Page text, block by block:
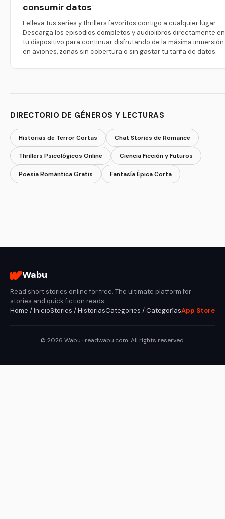
consumir datos
Lelleva tus series y thrillers favoritos contigo a cualquier lugar.
Descarga los episodios completos y audiolibros directamente en
tu dispositivo para continuar disfrutando de la máxima inmersión
en aviones, zonas sin cobertura o sin gastar tu tarifa de datos.
DIRECTORIO DE GÉNEROS Y LECTURAS
Historias de Terror Cortas Chat Stories de Romance
Thrillers Psicológicos Online Ciencia Ficción y Futuros
Poesía Romántica Gratis Fantasía Épica Corta
Wabu
Read short stories online for free. The ultimate platform for
stories and quick fiction reads.
Home / InicioStories / HistoriasCategories / CategoríasApp Store
© 2026 Wabu · readwabu.com. All rights reserved.